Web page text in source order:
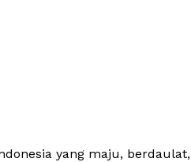
yang maju,